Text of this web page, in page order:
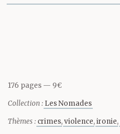
176 pages 9€
Collection : Les Nomades
Thèmes : crimes violence ironie